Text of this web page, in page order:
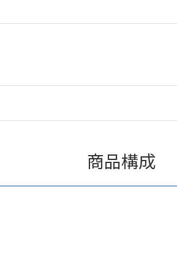
商品構成